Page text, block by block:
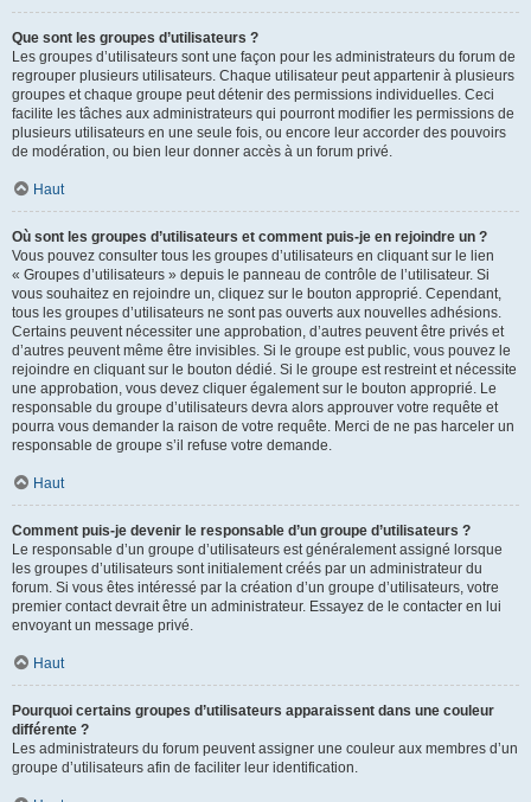
Que sont les groupes d’utilisateurs ?
Les groupes d’utilisateurs sont une façon pour les administrateurs du forum de
regrouper plusieurs utilisateurs. Chaque utilisateur peut appartenir à plusieurs
groupes et chaque groupe peut détenir des permissions individuelles. Ceci
facilite les tâches aux administrateurs qui pourront modifier les permissions de
plusieurs utilisateurs en une seule fois, ou encore leur accorder des pouvoirs
de modération, ou bien leur donner accès à un forum privé.
Haut
Où sont les groupes d’utilisateurs et comment puis-je en rejoindre un ?
Vous pouvez consulter tous les groupes d’utilisateurs en cliquant sur le lien
« Groupes d’utilisateurs » depuis le panneau de contrôle de l’utilisateur. Si
vous souhaitez en rejoindre un, cliquez sur le bouton approprié. Cependant,
tous les groupes d’utilisateurs ne sont pas ouverts aux nouvelles adhésions.
Certains peuvent nécessiter une approbation, d’autres peuvent être privés et
d’autres peuvent même être invisibles. Si le groupe est public, vous pouvez le
rejoindre en cliquant sur le bouton dédié. Si le groupe est restreint et nécessite
une approbation, vous devez cliquer également sur le bouton approprié. Le
responsable du groupe d’utilisateurs devra alors approuver votre requête et
pourra vous demander la raison de votre requête. Merci de ne pas harceler un
responsable de groupe s’il refuse votre demande.
Haut
Comment puis-je devenir le responsable d’un groupe d’utilisateurs ?
Le responsable d’un groupe d’utilisateurs est généralement assigné lorsque
les groupes d’utilisateurs sont initialement créés par un administrateur du
forum. Si vous êtes intéressé par la création d’un groupe d’utilisateurs, votre
premier contact devrait être un administrateur. Essayez de le contacter en lui
envoyant un message privé.
Haut
Pourquoi certains groupes d’utilisateurs apparaissent dans une couleur
différente ?
Les administrateurs du forum peuvent assigner une couleur aux membres d’un
groupe d’utilisateurs afin de faciliter leur identification.